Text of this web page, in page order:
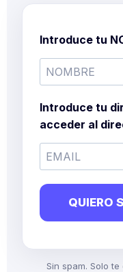
Introduce tu
Introduce tu
acceder al
QUIERO
Sin spam. Solo